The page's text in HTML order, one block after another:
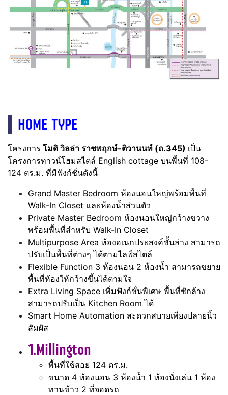
HOME TYPE
โครงการ โมดิ วิลล่า ราชพฤกษ์-ติวานนท์ (ถ.345) เป็น
โครงการทาวน์โฮมสไตล์ English cottage บนพื้นที่ 108-
124 ตร.ม. ที่มีฟังก์ชั่นดังนี้
Grand Master Bedroom ห้องนอนใหญ่พร้อมพื้นที่
Walk-In Closet และห้องน้ำส่วนตัว
Private Master Bedroom ห้องนอนใหญ่กว้างขวาง
พร้อมพื้นที่สำหรับ Walk-In Closet
Multipurpose Area ห้องอเนกประสงค์ชั้นล่าง สามารถ
ปรับเป็นพื้นที่ต่างๆ ได้ตามไลฟ์สไตล์
Flexible Function 3 ห้องนอน 2 ห้องน้ำ สามารถขยาย
พื้นที่ห้องให้กว้างขึ้นได้ตามใจ
Extra Living Space เพิ่มฟังก์ชั่นพิเศษ พื้นที่ซักล้าง
สามารถปรับเป็น Kitchen Room ได้
Smart Home Automation สะดวกสบายเพียงปลายนิ้ว
สัมผัส
1.Millington
พื้นที่ใช้สอย 124 ตร.ม.
ขนาด 4 ห้องนอน 3 ห้องน้ำ 1 ห้องนั่งเล่น 1 ห้อง
ทานข้าว 2 ที่จอดรถ